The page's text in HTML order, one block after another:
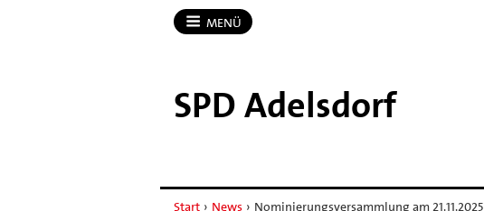
MENÜ
SPD Adelsdorf
Start › News › Nominierungsversammlung am 21.11.2025